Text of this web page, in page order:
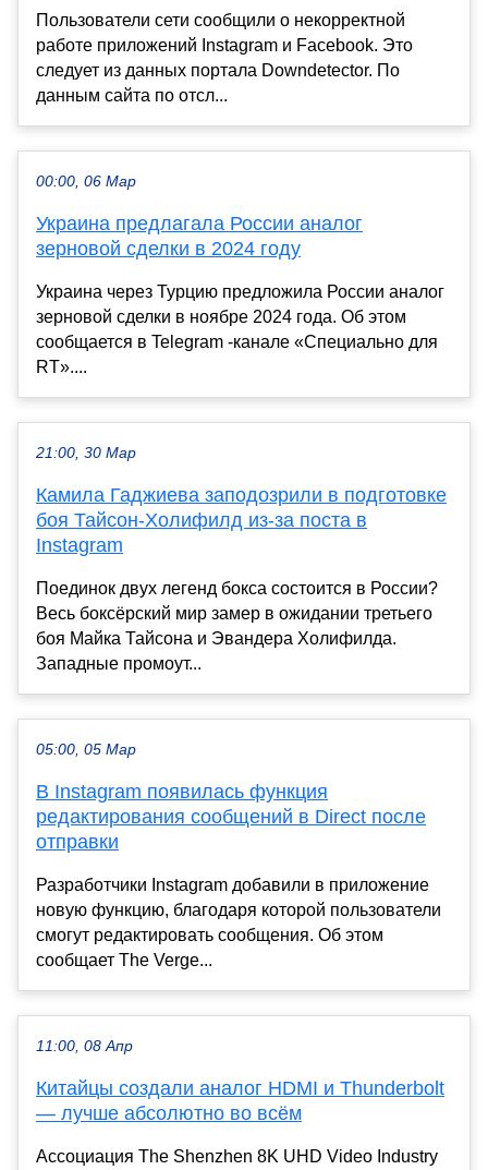
Пользователи сети сообщили о некорректной
работе приложений Instagram и Facebook. Это
следует из данных портала Downdetector. По
данным сайта по отсл...
00:00, 06 Мар
Украина предлагала России аналог
зерновой сделки в 2024 году
Украина через Турцию предложила России аналог
зерновой сделки в ноябре 2024 года. Об этом
сообщается в Telegram -канале «Специально для
RT»....
21:00, 30 Мар
Камила Гаджиева заподозрили в подготовке
боя Тайсон-Холифилд из-за поста в
Instagram
Поединок двух легенд бокса состоится в России?
Весь боксёрский мир замер в ожидании третьего
боя Майка Тайсона и Эвандера Холифилда.
Западные промоут...
05:00, 05 Мар
В Instagram появилась функция
редактирования сообщений в Direct после
отправки
Разработчики Instagram добавили в приложение
новую функцию, благодаря которой пользователи
смогут редактировать сообщения. Об этом
сообщает The Verge...
11:00, 08 Апр
Китайцы создали аналог HDMI и Thunderbolt
— лучше абсолютно во всём
Ассоциация The Shenzhen 8K UHD Video Industry